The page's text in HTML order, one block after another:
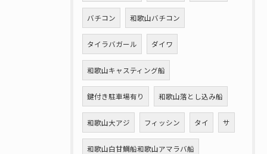
バチコン 和歌山バチコン
タイラバガール ダイワ
和歌山キャスティング船
鍵付き駐車場有り 和歌山落とし込み船
和歌山大アジ フィッシン タイ サ
和歌山白甘鯛船和歌山アマラバ船